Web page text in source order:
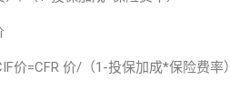
价=CFR 价/（1-投保加成*保险费率）